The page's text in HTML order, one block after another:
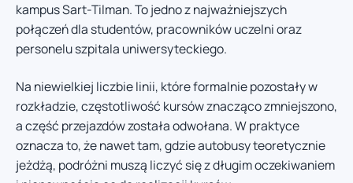
kampus Sart-Tilman. To jedno z najważniejszych
połączeń dla studentów, pracowników uczelni oraz
personelu szpitala uniwersyteckiego.
Na niewielkiej liczbie linii, które formalnie pozostały w
rozkładzie, częstotliwość kursów znacząco zmniejszono,
a część przejazdów została odwołana. W praktyce
oznacza to, że nawet tam, gdzie autobusy teoretycznie
jeżdżą, podróżni muszą liczyć się z długim oczekiwaniem